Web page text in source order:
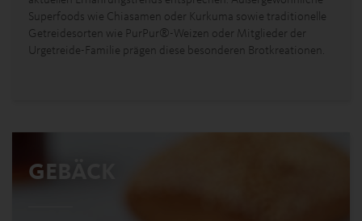
Superfoods wie Chiasamen oder Kurkuma sowie traditionelle
Getreidesorten wie PurPur®-Weizen oder Mitglieder der
Urgetreide-Familie prägen diese besonderen Brotkreationen.
GEBÄCK